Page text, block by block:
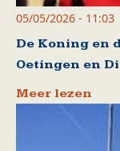
05/05/2026 - 11:03
De Koning en
Oetingen en
Meer lezen